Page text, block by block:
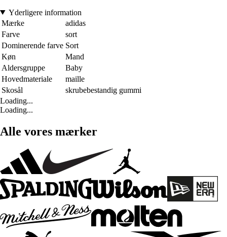
Yderligere information
Mærke
adidas
Farve
sort
Dominerende farve Sort
Køn
Mand
Aldersgruppe
Baby
Hovedmateriale
maille
Skosål
skrubebestandig gummi
Loading...
Loading...
Alle vores mærker